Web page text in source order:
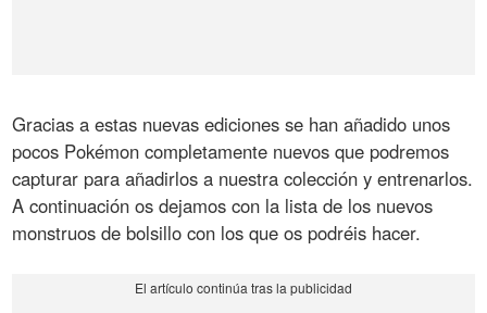
Gracias a estas nuevas ediciones se han añadido unos
pocos Pokémon completamente nuevos que podremos
capturar para añadirlos a nuestra colección y entrenarlos.
A continuación os dejamos con la lista de los nuevos
monstruos de bolsillo con los que os podréis hacer.